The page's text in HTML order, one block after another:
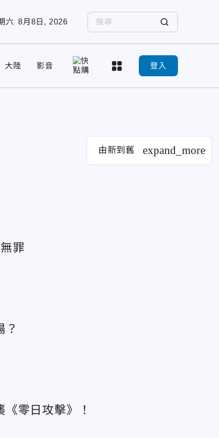
六 8月8日, 2026
大陸 影音 登入
由新到舊 expand_more
罪
零日攻擊》！